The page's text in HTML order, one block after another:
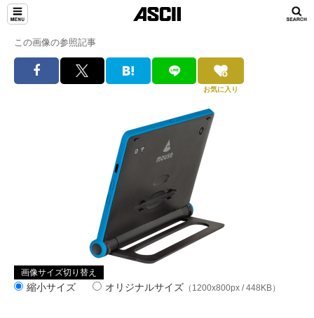
この画像の参照記事
お気に入り
画像サイズ切り替え
縮小サイズ オリジナルサイズ （1200x800px / 448KB）